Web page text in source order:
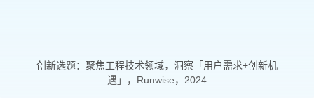
创新选题：聚焦工程技术领域，洞察「用户需求+创新机
遇」，Runwise，2024